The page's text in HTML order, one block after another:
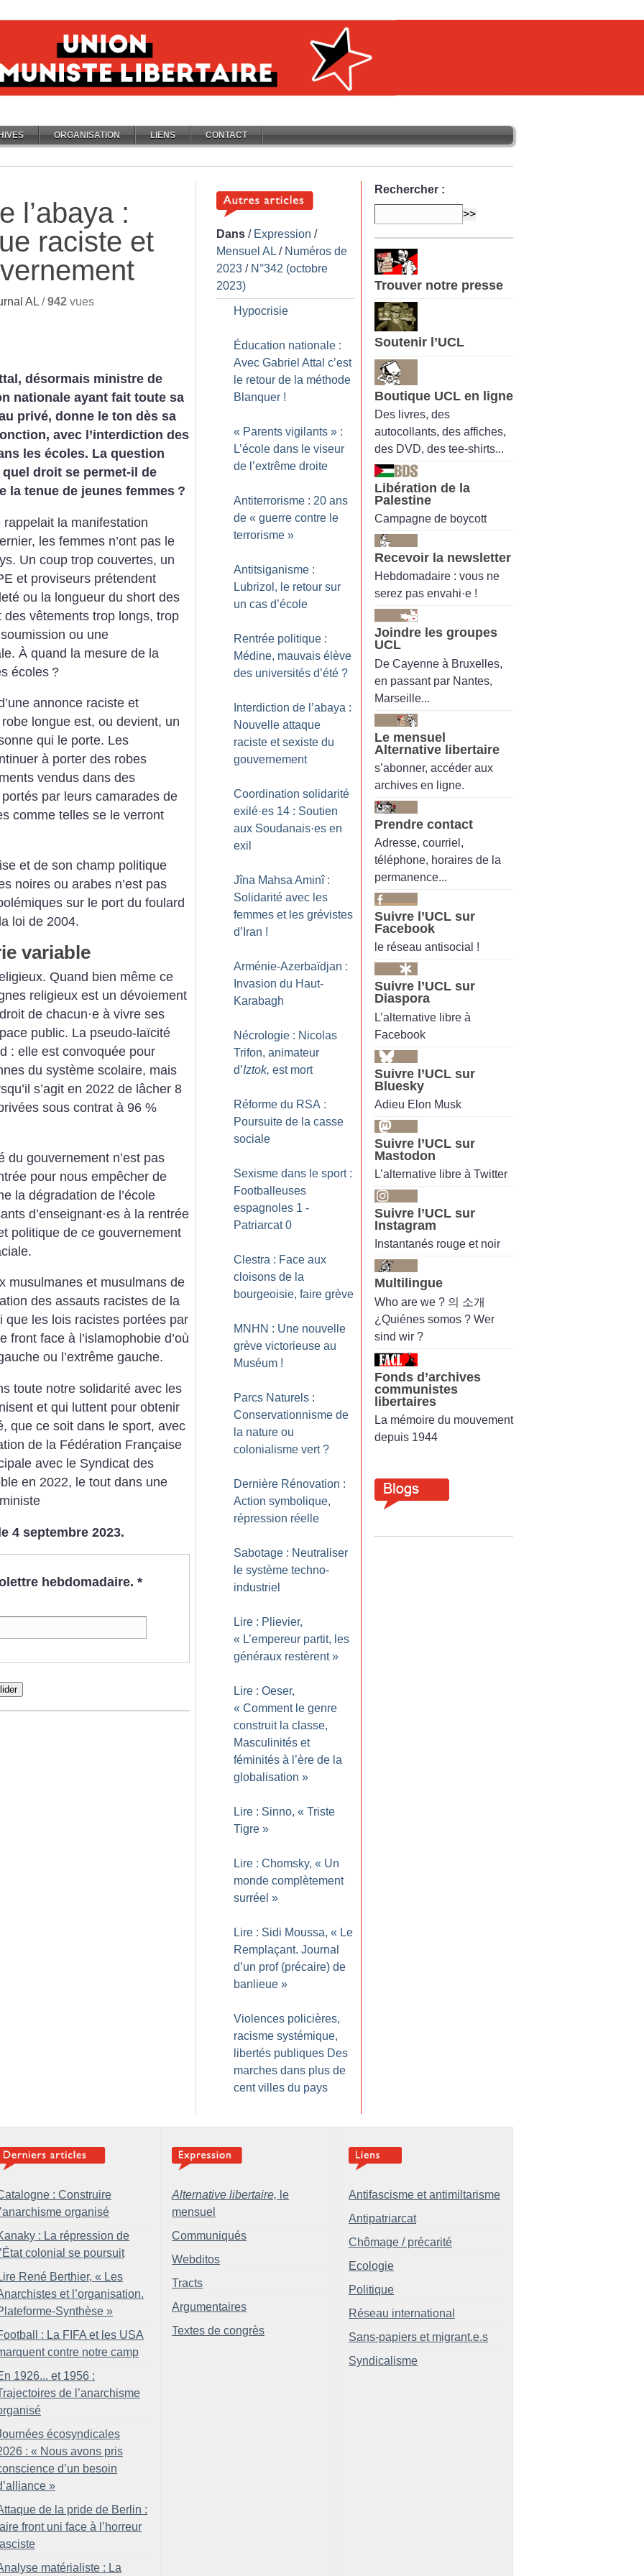
ORGANISATION LIENS CONTACT
l’abaya :
raciste et
AL /942 vues
désormais ministre de
nationale ayant fait toute sa
privé, donne le ton dès sa
avec l’interdiction des
les écoles. La question
droit se permet-il de
la tenue de jeunes femmes ?
rappelait la manifestation
les femmes n’ont pas le
Un coup trop couvertes, un
et proviseurs prétendent
ou la longueur du short des
vêtements trop longs, trop
ou une
À quand la mesure de la
écoles ?
annonce raciste et
longue est, ou devient, un
qui le porte. Les
à porter des robes
vendus dans des
par leurs camarades de
comme telles se le verront
et de son champ politique
noires ou arabes n’est pas
sur le port du foulard
loi de 2004.
variable
Quand bien même ce
religieux est un dévoiement
de chacun·e à vivre ses
public. La pseudo-laïcité
: elle est convoquée pour
du système scolaire, mais
s’agit en 2022 de lâcher 8
sous contrat à 96 %
du gouvernement n’est pas
pour nous empêcher de
la dégradation de l’école
d’enseignant·es à la rentrée
politique de ce gouvernement
musulmanes et musulmans de
des assauts racistes de la
que les lois racistes portées par
face à l’islamophobie d’où
ou l’extrême gauche.
toute notre solidarité avec les
et qui luttent pour obtenir
que ce soit dans le sport, avec
de la Fédération Française
avec le Syndicat des
en 2022, le tout dans une
4 septembre 2023.
hebdomadaire. *
Dans / Expression /
Mensuel AL / Numéros de
2023 / N°342 (octobre
2023)
Hypocrisie
Éducation nationale :
Avec Gabriel Attal c’est
le retour de la méthode
Blanquer !
« Parents vigilants » :
L’école dans le viseur
de l’extrême droite
Antiterrorisme : 20 ans
de « guerre contre le
terrorisme »
Antitsiganisme :
Lubrizol, le retour sur
un cas d’école
Rentrée politique :
Médine, mauvais élève
des universités d’été ?
Interdiction de l’abaya :
Nouvelle attaque
raciste et sexiste du
gouvernement
Coordination solidarité
exilé·es 14 : Soutien
aux Soudanais·es en
exil
Jîna Mahsa Aminî :
Solidarité avec les
femmes et les grévistes
d’Iran !
Arménie-Azerbaïdjan :
Invasion du Haut-
Karabagh
Nécrologie : Nicolas
Trifon, animateur
d’Iztok, est mort
Réforme du RSA :
Poursuite de la casse
sociale
Sexisme dans le sport :
Footballeuses
espagnoles 1 -
Patriarcat 0
Clestra : Face aux
cloisons de la
bourgeoisie, faire grève
MNHN : Une nouvelle
grève victorieuse au
Muséum !
Parcs Naturels :
Conservationnisme de
la nature ou
colonialisme vert ?
Dernière Rénovation :
Action symbolique,
répression réelle
Sabotage : Neutraliser
le système techno-
industriel
Lire : Plievier,
« L’empereur partit, les
généraux restèrent »
Lire : Oeser,
« Comment le genre
construit la classe,
Masculinités et
féminités à l’ère de la
globalisation »
Lire : Sinno, « Triste
Tigre »
Lire : Chomsky, « Un
monde complètement
surréel »
Lire : Sidi Moussa, « Le
Remplaçant. Journal
d’un prof (précaire) de
banlieue »
Violences policières,
racisme systémique,
libertés publiques Des
marches dans plus de
cent villes du pays
Rechercher :
Trouver notre presse
Soutenir l’UCL
Boutique UCL en ligne
Des livres, des
autocollants, des affiches,
des DVD, des tee-shirts...
Libération de la
Palestine
Campagne de boycott
Recevoir la newsletter
Hebdomadaire : vous ne
serez pas envahi·e !
Joindre les groupes
UCL
De Cayenne à Bruxelles,
en passant par Nantes,
Marseille...
Le mensuel
Alternative libertaire
s’abonner, accéder aux
archives en ligne.
Prendre contact
Adresse, courriel,
téléphone, horaires de la
permanence...
Suivre l’UCL sur
Facebook
le réseau antisocial !
Suivre l’UCL sur
Diaspora
L’alternative libre à
Facebook
Suivre l’UCL sur
Bluesky
Adieu Elon Musk
Suivre l’UCL sur
Mastodon
L’alternative libre à Twitter
Suivre l’UCL sur
Instagram
Instantanés rouge et noir
Multilingue
Who are we ? 의 소개
¿Quiénes somos ? Wer
sind wir ?
Fonds d’archives
communistes
libertaires
La mémoire du mouvement
depuis 1944
: Construire
organisé
: La répression de
colonial se poursuit
René Berthier, « Les
et l’organisation.
Synthèse »
: La FIFA et les USA
contre notre camp
1926... et 1956 :
de l’anarchisme
écosyndicales
: « Nous avons pris
d’un besoin
»
de la pride de Berlin :
front uni face à l’horreur
matérialiste : La
Alternative libertaire, le
mensuel
Communiqués
Webditos
Tracts
Argumentaires
Textes de congrès
Antifascisme et antimiltarisme
Antipatriarcat
Chômage / précarité
Ecologie
Politique
Réseau international
Sans-papiers et migrant.e.s
Syndicalisme